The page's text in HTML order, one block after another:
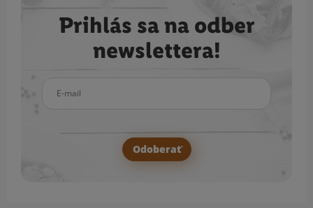
Prihlás sa na odber
newslettera!
Odoberať